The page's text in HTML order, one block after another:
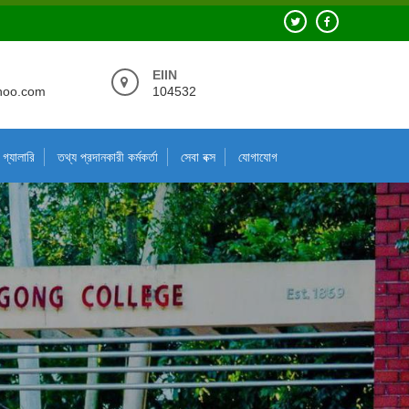
EIIN
104532
গ্যালারি তথ্য প্রদানকারী কর্মকর্তা সেবা বক্স যোগাযোগ